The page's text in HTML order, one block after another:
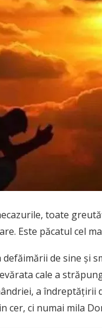
toate
Este păcatul cel
defăimării de sine şi
cale a
a
cer, ci numai mila